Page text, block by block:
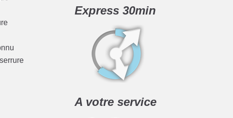
Express 30min
A votre service